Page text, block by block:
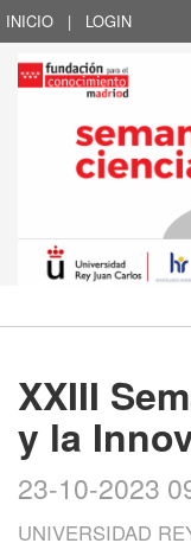
INICIO | LOGIN
XXIII
y la
23-10-2023
UNIVERSIDAD